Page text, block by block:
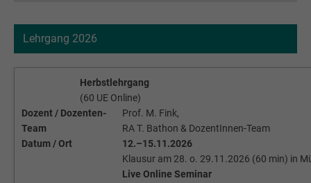
Lehrgang 2026
Herbstlehrgang
(60 UE Online)
Dozent / Dozenten-
Team
Prof. M. Fink,
RA T. Bathon & DozentInnen-Team
Datum / Ort
12.–15.11.2026
Klausur am 28. o. 29.11.2026 (60 min) in
Live Online Seminar